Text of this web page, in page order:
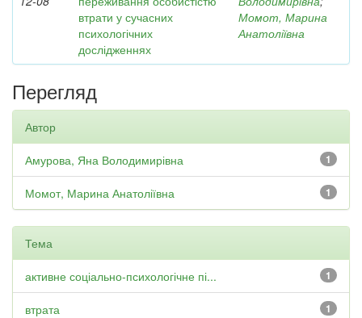
втрати у сучасних
психологічних
дослідженнях
Момот, Марина
Анатоліївна
Перегляд
Автор
1
Амурова, Яна Володимирівна
1
Момот, Марина Анатоліївна
Тема
1
активне соціально-психологічне пі...
1
втрата